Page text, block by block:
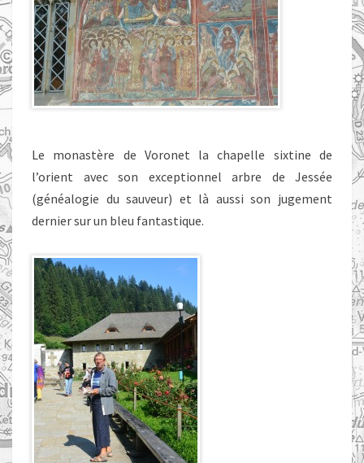
Le monastère de Voronet la chapelle sixtine de
l’orient avec son exceptionnel arbre de Jessée
(généalogie du sauveur) et là aussi son jugement
dernier sur un bleu fantastique.